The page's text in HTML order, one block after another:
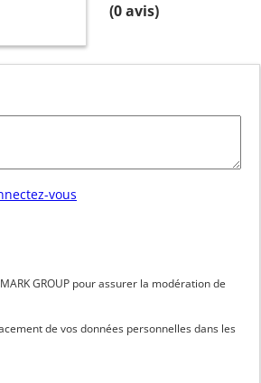
(0avis)
vous
GROUP pour assurer la modération de
de vos données personnelles dans les